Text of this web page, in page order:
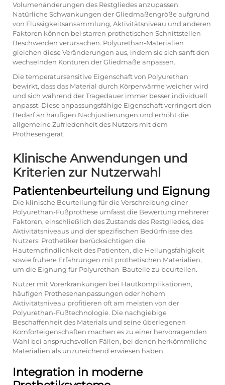
Volumenänderungen des Restgliedes anzupassen.
Natürliche Schwankungen der Gliedmaßengröße aufgrund
von Flüssigkeitsansammlung, Aktivitätsniveau und anderen
Faktoren können bei starren prothetischen Schnittstellen
Beschwerden verursachen. Polyurethan-Materialien
gleichen diese Veränderungen aus, indem sie sich sanft den
wechselnden Konturen der Gliedmaße anpassen.
Die temperatursensitive Eigenschaft von Polyurethan
bewirkt, dass das Material durch Körperwärme weicher wird
und sich während der Tragedauer immer besser individuell
anpasst. Diese anpassungsfähige Eigenschaft verringert den
Bedarf an häufigen Nachjustierungen und erhöht die
allgemeine Zufriedenheit des Nutzers mit dem
Prothesengerät.
Klinische Anwendungen und
Kriterien zur Nutzerwahl
Patientenbeurteilung und Eignung
Die klinische Beurteilung für die Verschreibung einer
Polyurethan-Fußprothese umfasst die Bewertung mehrerer
Faktoren, einschließlich des Zustands des Restgliedes, des
Aktivitätsniveaus und der spezifischen Bedürfnisse des
Nutzers. Prothetiker berücksichtigen die
Hautempfindlichkeit des Patienten, die Heilungsfähigkeit
sowie frühere Erfahrungen mit prothetischen Materialien,
um die Eignung für Polyurethan-Bauteile zu beurteilen.
Nutzer mit Vorerkrankungen bei Hautkomplikationen,
häufigen Prothesenanpassungen oder hohem
Aktivitätsniveau profitieren oft am meisten von der
Polyurethan-Fußtechnologie. Die nachgiebige
Beschaffenheit des Materials und seine überlegenen
Komforteigenschaften machen es zu einer hervorragenden
Wahl bei anspruchsvollen Fällen, bei denen herkömmliche
Materialien als unzureichend erwiesen haben.
Integration in moderne